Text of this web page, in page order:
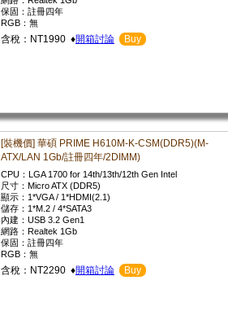
保固：註冊四年
RGB：無
含稅：NT1990 ♦開箱討論 Buy
[裝機價] 華碩 PRIME H610M-K-CSM(DDR5)(M-
ATX/LAN 1Gb/註冊四年/2DIMM)
CPU：LGA 1700 for 14th/13th/12th Gen Intel
尺寸：Micro ATX (DDR5)
顯示：1*VGA / 1*HDMI(2.1)
儲存：1*M.2 / 4*SATA3
內建：USB 3.2 Gen1
網路：Realtek 1Gb
保固：註冊四年
RGB：無
含稅：NT2290 ♦開箱討論 Buy